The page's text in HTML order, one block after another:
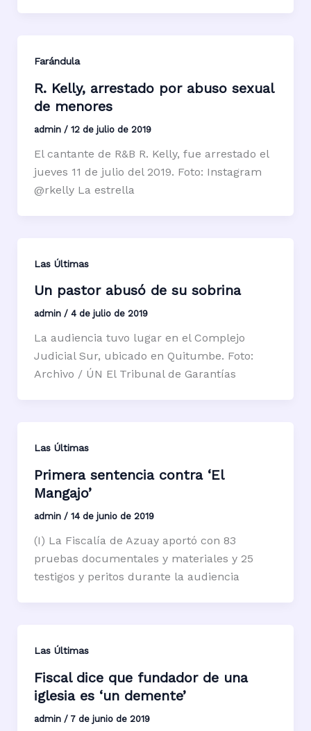
Farándula
R. Kelly, arrestado por abuso sexual
de menores
admin / 12 de julio de 2019
El cantante de R&B R. Kelly, fue arrestado el
jueves 11 de julio del 2019. Foto: Instagram
@rkelly La estrella
Las Últimas
Un pastor abusó de su sobrina
admin / 4 de julio de 2019
La audiencia tuvo lugar en el Complejo
Judicial Sur, ubicado en Quitumbe. Foto:
Archivo / ÚN El Tribunal de Garantías
Las Últimas
Primera sentencia contra ‘El
Mangajo’
admin / 14 de junio de 2019
(I) La Fiscalía de Azuay aportó con 83
pruebas documentales y materiales y 25
testigos y peritos durante la audiencia
Las Últimas
Fiscal dice que fundador de una
iglesia es ‘un demente’
admin / 7 de junio de 2019